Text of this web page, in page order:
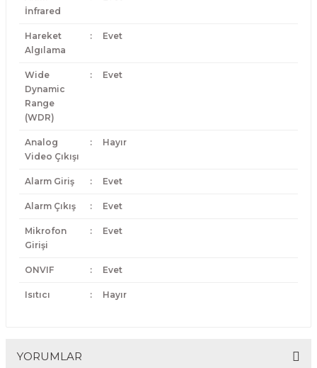
İnfrared
Hareket
Algılama
: Evet
Wide
Dynamic
Range
(WDR)
: Evet
Analog
Video Çıkışı
: Hayır
Alarm Giriş : Evet
Alarm Çıkış : Evet
Mikrofon
Girişi
: Evet
ONVIF : Evet
Isıtıcı : Hayır
YORUMLAR